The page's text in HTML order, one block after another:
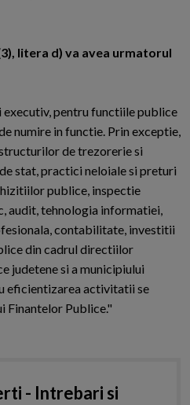
litera d) va avea urmatorul
pentru functiile publice
numire in functie. Prin exceptie,
de trezorerie si
stat, practici neloiale si preturi
publice, inspectie
audit, tehnologia informatiei,
contabilitate, investitii
din cadrul directiilor
judetene si a municipiului
eficientizarea activitatii se
Finantelor Publice."
- Intrebari si